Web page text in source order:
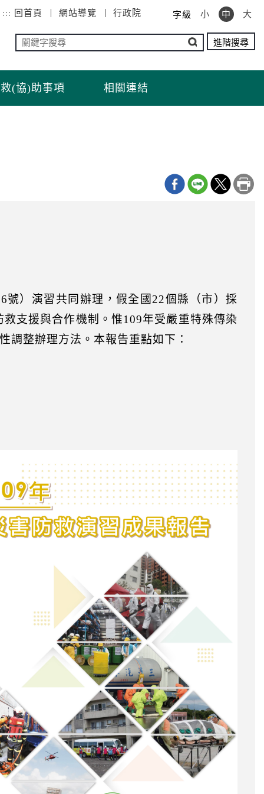
::: 回首頁 網站導覽 行政院 字級 小 中 大
(協)助事項 相關連結
）演習共同辦理，假全國22個縣（市）採
支援與合作機制。惟109年受嚴重特殊傳染
調整辦理方法。本報告重點如下：